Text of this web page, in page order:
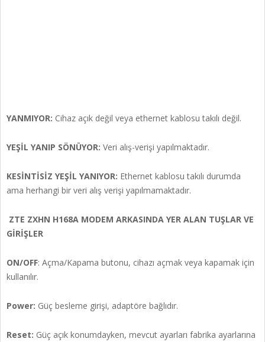
YANMIYOR: Cihaz açık değil veya ethernet kablosu takılı değil.
YEŞİL YANIP SÖNÜYOR: Veri alış-verişi yapılmaktadır.
KESİNTİSİZ YEŞİL YANIYOR: Ethernet kablosu takılı durumda
ama herhangi bir veri alış verişi yapılmamaktadır.
ZTE ZXHN H168A MODEM ARKASINDA YER ALAN TUŞLAR VE
GİRİŞLER
ON/OFF: Açma/Kapama butonu, cihazı açmak veya kapamak için
kullanılır.
Power: Güç besleme girişi, adaptöre bağlıdır.
Reset: Güç açık konumdayken, mevcut ayarları fabrika ayarlarına